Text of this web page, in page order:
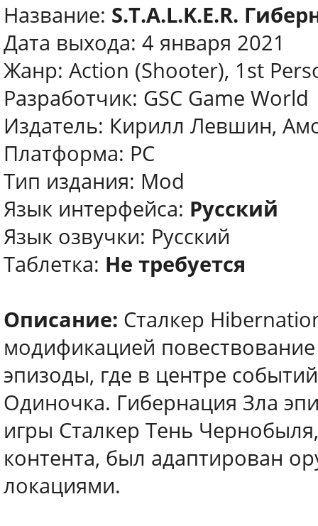
Название: S.T.A.L.K.E.R.
Дата выхода: 4 января 2021
Жанр: Action (Shooter), 1st
Разработчик: GSC Game World
Издатель: Кирилл Левшин,
Платформа: PC
Тип издания: Mod
Язык интерфейса: Русский
Язык озвучки: Русский
Таблетка: Не требуется
Описание: Сталкер
модификацией
эпизоды, где в центре
Одиночка. Гибернация Зла
игры Сталкер Тень
контента, был адаптирован
локациями.